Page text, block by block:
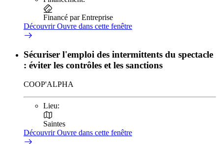
Financé par Entreprise
DécouvrirOuvre dans cette fenêtre
Sécuriser l'emploi des intermittents du spectacle
: éviter les contrôles et les sanctions
COOP'ALPHA
Lieu:
Saintes
DécouvrirOuvre dans cette fenêtre